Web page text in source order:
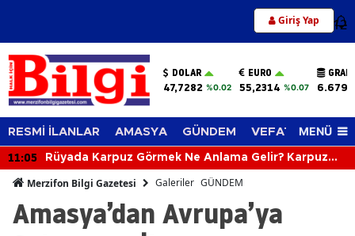
Giriş Yap 12
DOLAR
47,7282 %0.02
EURO
55,2314 %0.07
RESMİ İLANLAR AMASYA GÜNDEM VEFAT EDENLER
MENÜ
11:05
Rüyada Karpuz Görmek Ne Anlama Gelir? Karpuz
Merzifon Bilgi Gazetesi Galeriler GÜNDEM
Amasya’dan Avrupa’ya